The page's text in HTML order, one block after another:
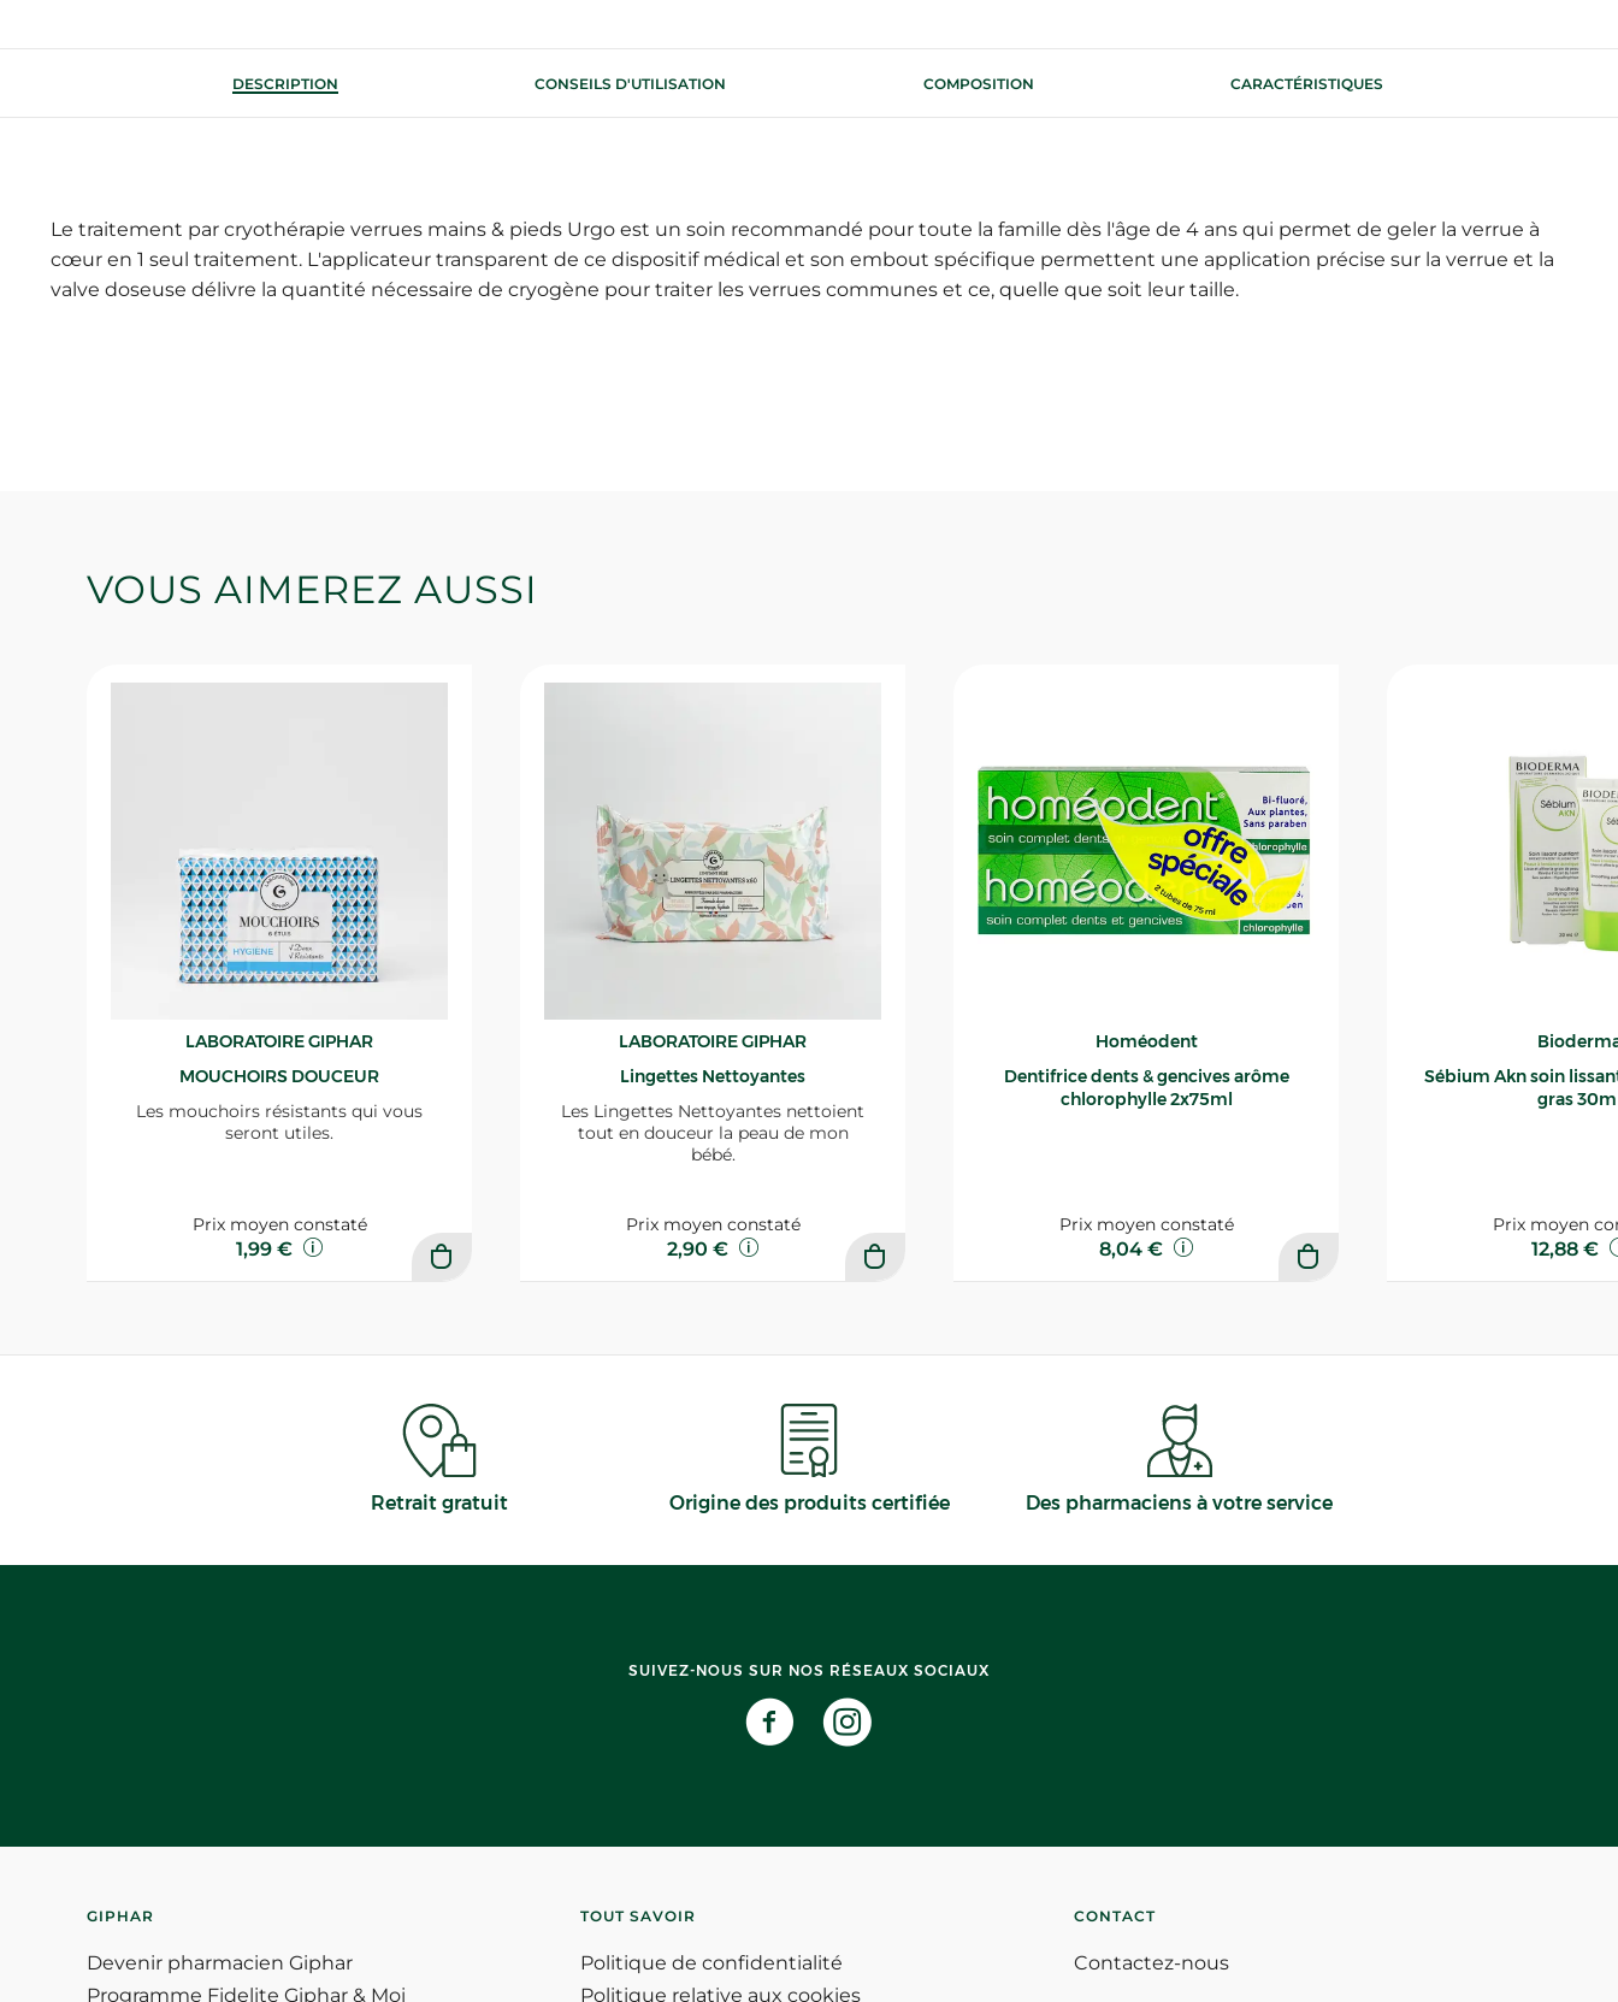
DESCRIPTION CONSEILS D'UTILISATION COMPOSITION CARACTÉRISTIQUES
Le traitement par cryothérapie verrues mains & pieds Urgo est un soin recommandé pour toute la famille dès l'âge de 4 ans qui permet de geler la verrue à
cœur en 1 seul traitement. L'applicateur transparent de ce dispositif médical et son embout spécifique permettent une application précise sur la verrue et la
valve doseuse délivre la quantité nécessaire de cryogène pour traiter les verrues communes et ce, quelle que soit leur taille.
VOUS AIMEREZ AUSSI
LABORATOIRE GIPHAR
MOUCHOIRS DOUCEUR
Les mouchoirs résistants qui vous
seront utiles.
Prix moyen constaté
1,99 €
LABORATOIRE GIPHAR
Lingettes Nettoyantes
Les Lingettes Nettoyantes nettoient
tout en douceur la peau de mon
bébé.
Prix moyen constaté
2,90 €
Homéodent
Dentifrice dents & gencives arôme
chlorophylle 2x75ml
Prix moyen constaté
8,04 €
Sébium Akn soin lissant
gras
Prix moyen
12,88 €
Retrait gratuit Origine des produits certifiée Des pharmaciens à votre service
SUIVEZ-NOUS SUR NOS RÉSEAUX SOCIAUX
GIPHAR
Devenir pharmacien Giphar
Programme Fidelite Giphar & Moi
TOUT SAVOIR
Politique de confidentialité
Politique relative aux cookies
CONTACT
Contactez-nous